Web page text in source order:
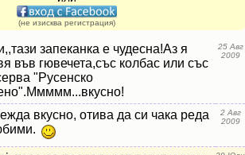
(не изисква регистрация)
запеканка е чудесна!Аз я
във гювечета,със колбас или със
"Русенско
25 Авг
2009
вкусно, отива да си чака реда
2 Авг
2009